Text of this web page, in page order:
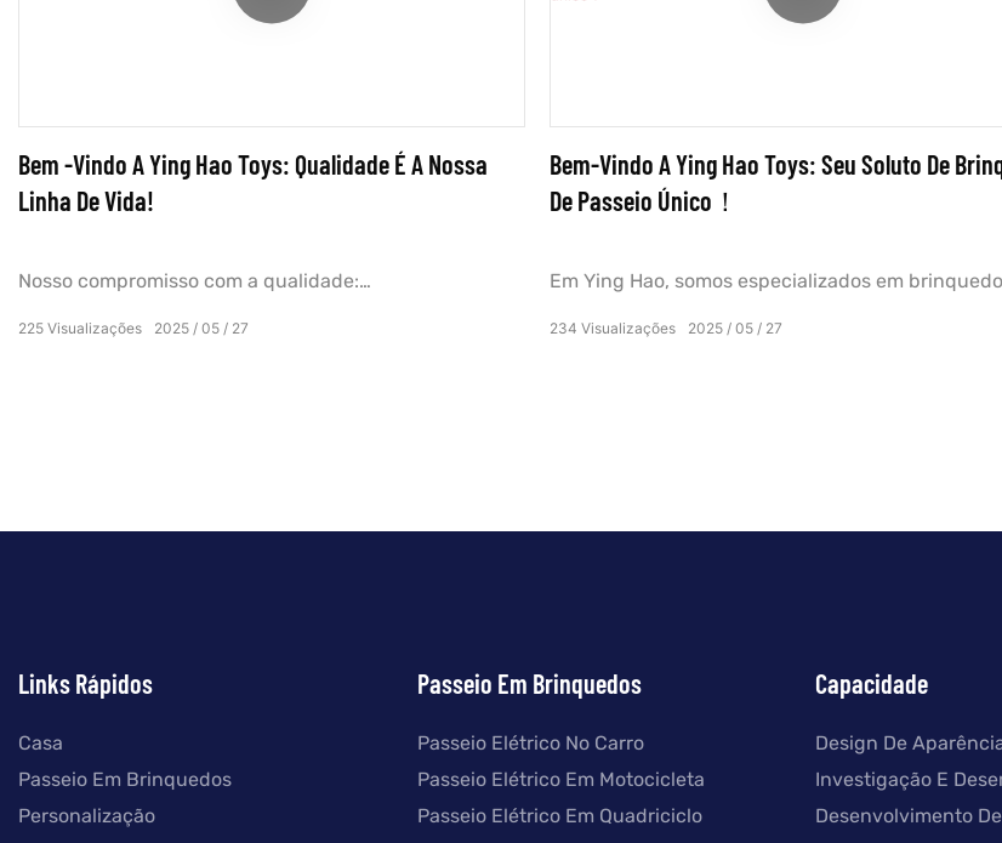
Bem -vindo A Ying Hao Toys: Qualidade É A Nossa
Linha De Vida!
Nosso compromisso com a qualidade:
· Materiais ecológicos: reconhecidos
· Testes rigorosos: todo produto passa por testes rígidos
2025 05 27
225 Visualizações
Bem-Vindo A Ying Hao Toys: Seu Soluto De
De Passeio Único！
Em Ying Hao, somos especializados em
passeio que atendem a todas as etapas da
2025 05 27
234 Visualizações
Links Rápidos
Casa
Passeio Em Brinquedos
Personalização
Passeio Em Brinquedos
Passeio Elétrico No Carro
Passeio Elétrico Em Motocicleta
Passeio Elétrico Em Quadriciclo
Capacidade
Design De
Investigação E
Desenvolvimento